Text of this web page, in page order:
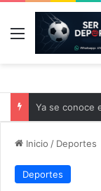
Menú
Ya se conoce
Inicio / Deportes
Deportes